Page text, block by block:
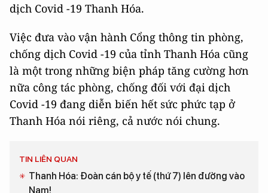
dịch Covid -19 Thanh Hóa.
Việc đưa vào vận hành Cổng thông tin phòng,
chống dịch Covid -19 của tỉnh Thanh Hóa cũng
là một trong những biện pháp tăng cường hơn
nữa công tác phòng, chống đối với đại dịch
Covid -19 đang diễn biến hết sức phức tạp ở
Thanh Hóa nói riêng, cả nước nói chung.
TIN LIÊN QUAN
Thanh Hóa: Đoàn cán bộ y tế (thứ 7) lên đường vào
Nam!